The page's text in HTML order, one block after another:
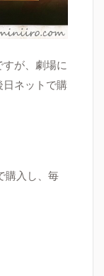
が、劇場に
日ネットで購
購入し、毎